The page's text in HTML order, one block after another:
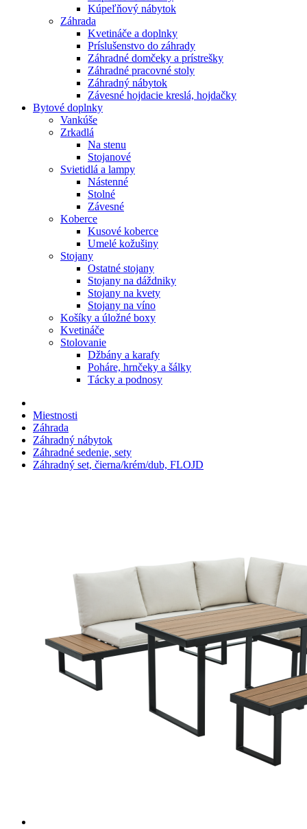
Kúpeľňový nábytok
Záhrada
Kvetináče a doplnky
Príslušenstvo do záhrady
Záhradné domčeky a prístrešky
Záhradné pracovné stoly
Záhradný nábytok
Závesné hojdacie kreslá, hojdačky
Bytové doplnky
Vankúše
Zrkadlá
Na stenu
Stojanové
Svietidlá a lampy
Nástenné
Stolné
Závesné
Koberce
Kusové koberce
Umelé kožušiny
Stojany
Ostatné stojany
Stojany na dáždniky
Stojany na kvety
Stojany na víno
Košíky a úložné boxy
Kvetináče
Stolovanie
Džbány a karafy
Poháre, hrnčeky a šálky
Tácky a podnosy
Miestnosti
Záhrada
Záhradný nábytok
Záhradné sedenie, sety
Záhradný set, čierna/krém/dub, FLOJD